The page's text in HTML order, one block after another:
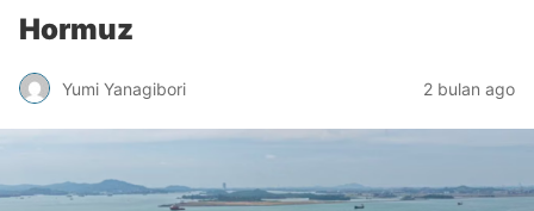
Hormuz
Yumi Yanagibori 2 bulan ago